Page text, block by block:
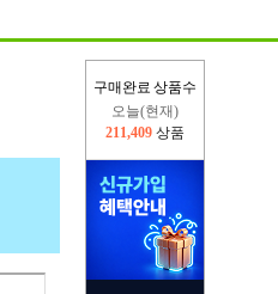
구매완료 상품수
오늘(현재)
211,409 상품